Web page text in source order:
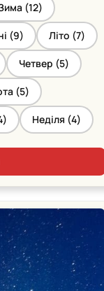
(12)
(9) Літо (7)
Четвер (5)
(5)
) Неділя (4)